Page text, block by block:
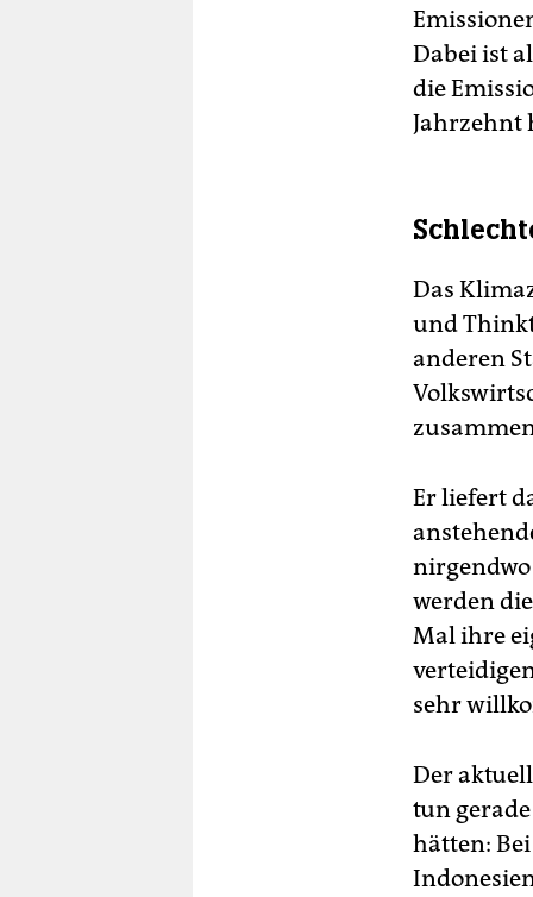
Dabei ist
die
Jahrzehnt
Das
und
anderen
Er liefert
werden
Mal ihre
sehr
Der
tun
hätten: